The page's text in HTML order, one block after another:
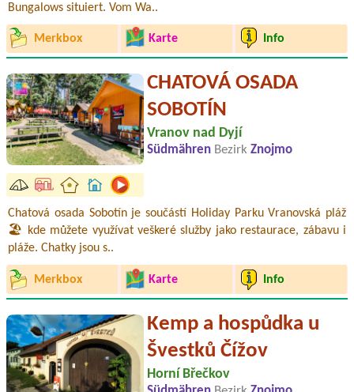
Bungalows situiert. Vom Wa..
Merkbox Karte Info
CHATOVÁ OSADA
SOBOTÍN
Vranov nad Dyjí
Südmähren Bezirk Znojmo
Chatová osada Sobotín je součástí Holiday Parku Vranovská pláž
🏖️ kde můžete využívat veškeré služby jako restaurace, zábavu i
pláže. Chatky jsou s..
Merkbox Karte Info
Kemp a hospůdka u
Švestků Čížov
Horní Břečkov